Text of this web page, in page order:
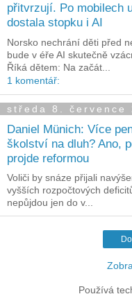
přitvrzují. Po mobilech
dostala stopku i AI
Norsko nechrání děti před
bude v éře AI skutečně
Říká dětem: Na začát...
1 komentář:
středa 8. července
Daniel Münich: Více
školství na dluh? Ano,
projde reformou
Voliči by snáze přijali
vyšších rozpočtových
nepůjdou jen do v...
Používá